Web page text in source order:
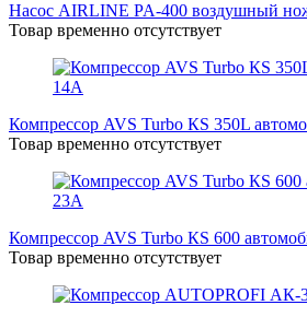
Насос AIRLINE PA-400 воздушный
Товар временно отсутствует
Компрессор AVS Turbo КS 350L
Товар временно отсутствует
Компрессор AVS Turbo КS 600
Товар временно отсутствует